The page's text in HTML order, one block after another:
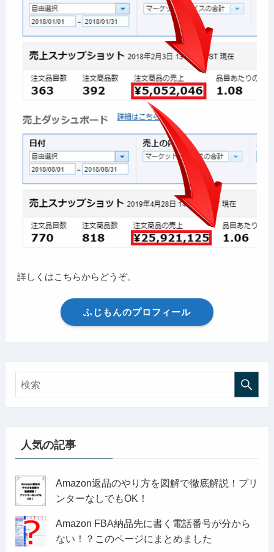
詳しくはこちらからどうぞ。
ふじもんのプロフィール
人気の記事
Amazon返品のやり方を図解で徹底解説！プリ
ンターなしでもOK！
Amazon FBA納品先に書く電話番号が分から
ない！？このページにまとめました